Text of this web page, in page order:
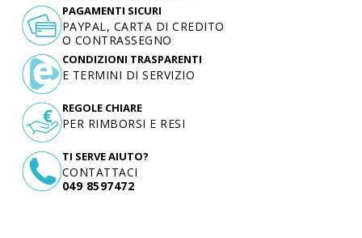
TI SERVE AIUTO?
CONTATTACI
049 8597472
PAGAMENTI SICURI
PAYPAL, CARTA DI CREDITO
O CONTRASSEGNO
CONDIZIONI TRASPARENTI
E TERMINI DI SERVIZIO
REGOLE CHIARE
PER RIMBORSI E RESI